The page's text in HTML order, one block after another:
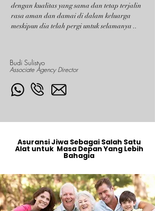
dengan kualitas yang sama dan tetap terjalin
rasa aman dan damai di dalam keluarga
meskipun dia telah pergi untuk selamanya ..
Budi Sulistyo
Associate Agency Director
Asuransi Jiwa Sebagai Salah Satu
Alat untuk Masa Depan Yang Lebih
Bahagia